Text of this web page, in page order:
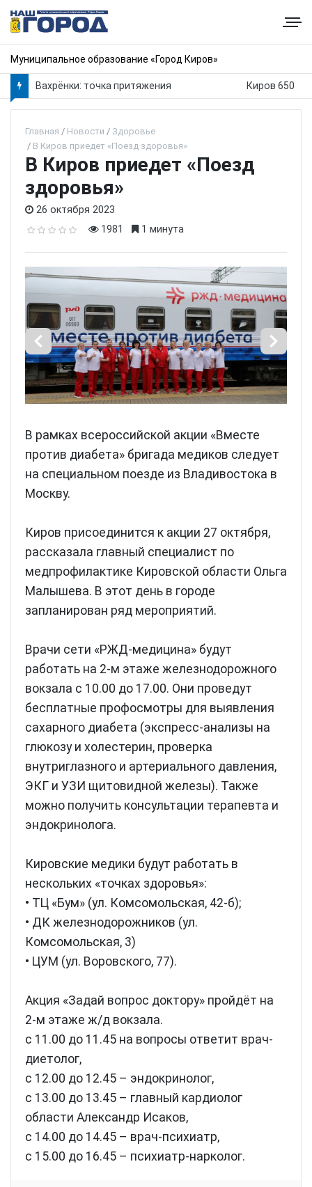
Муниципальное образование «Город Киров»
Вахрёнки: точка притяжения Киров 650
Главная Новости
Здоровье
В Киров приедет «Поезд здоровья»
В Киров приедет «Поезд
здоровья»
26 октября 2023
1981
1 минута
В рамках всероссийской акции «Вместе
против диабета» бригада медиков следует
на специальном поезде из Владивостока в
Москву.
Киров присоединится к акции 27 октября,
рассказала главный специалист по
медпрофилактике Кировской области Ольга
Малышева. В этот день в городе
запланирован ряд мероприятий.
Врачи сети «РЖД-медицина» будут
работать на 2-м этаже железнодорожного
вокзала с 10.00 до 17.00. Они проведут
бесплатные профосмотры для выявления
сахарного диабета (экспресс-анализы на
глюкозу и холестерин, проверка
внутриглазного и артериального давления,
ЭКГ и УЗИ щитовидной железы). Также
можно получить консультации терапевта и
эндокринолога.
Кировские медики будут работать в
нескольких «точках здоровья»:
• ТЦ «Бум» (ул. Комсомольская, 42-б);
• ДК железнодорожников (ул.
Комсомольская, 3)
• ЦУМ (ул. Воровского, 77).
Акция «Задай вопрос доктору» пройдёт на
2-м этаже ж/д вокзала.
c 11.00 до 11.45 на вопросы ответит врач-
диетолог,
с 12.00 до 12.45 – эндокринолог,
с 13.00 до 13.45 – главный кардиолог
области Александр Исаков,
с 14.00 до 14.45 – врач-психиатр,
с 15.00 до 16.45 – психиатр-нарколог.